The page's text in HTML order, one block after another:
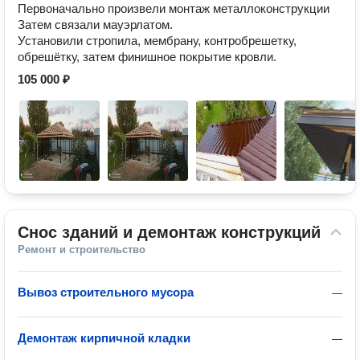
Первоначально произвели монтаж металлоконструкции
Затем связали мауэрлатом.
Установили стропила, мембрану, контробрешетку,
обрешётку, затем финишное покрытие кровли.
105 000 ₽
Снос зданий и демонтаж конструкций
Ремонт и строительство
—
Вывоз строительного мусора
—
Демонтаж кирпичной кладки